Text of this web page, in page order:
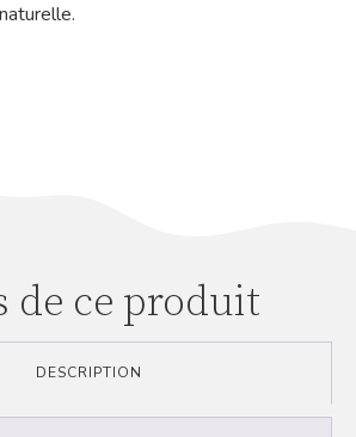
de ce produit
DESCRIPTION